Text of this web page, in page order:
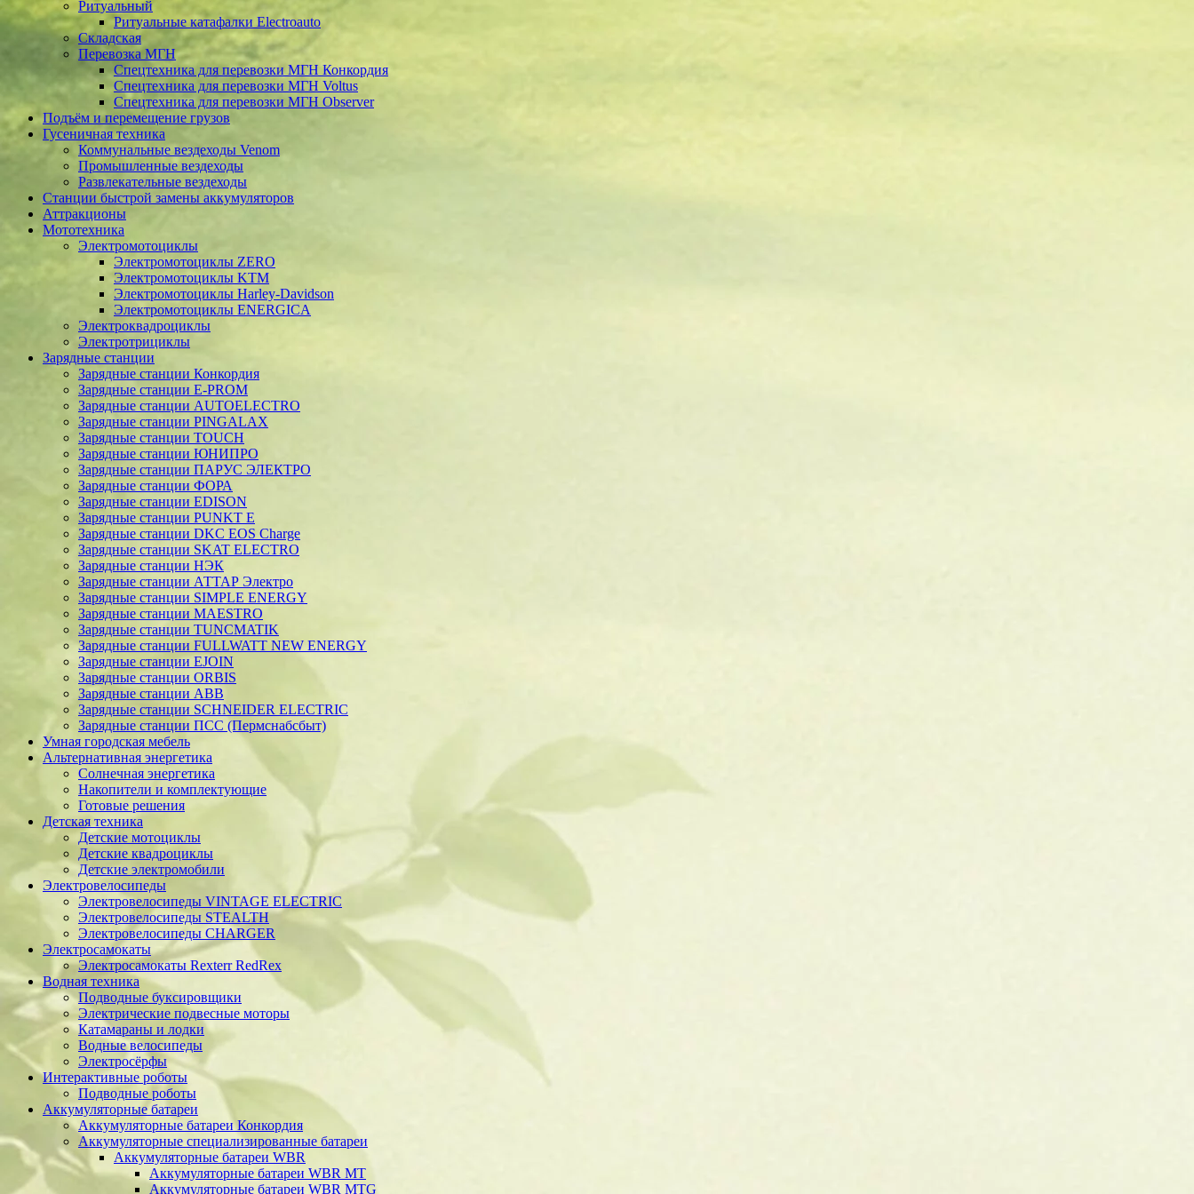
Ритуальный
Ритуальные катафалки Electroauto
Складская
Перевозка МГН
Спецтехника для перевозки МГН Конкордия
Спецтехника для перевозки МГН Voltus
Спецтехника для перевозки МГН Observer
Подъём и перемещение грузов
Гусеничная техника
Коммунальные вездеходы Venom
Промышленные вездеходы
Развлекательные вездеходы
Станции быстрой замены аккумуляторов
Аттракционы
Мототехника
Электромотоциклы
Электромотоциклы ZERO
Электромотоциклы KTM
Электромотоциклы Harley-Davidson
Электромотоциклы ENERGICA
Электроквадроциклы
Электротрициклы
Зарядные станции
Зарядные станции Конкордия
Зарядные станции E-PROM
Зарядные станции AUTOELECTRO
Зарядные станции PINGALAX
Зарядные станции TOUCH
Зарядные станции ЮНИПРО
Зарядные станции ПАРУС ЭЛЕКТРО
Зарядные станции ФОРА
Зарядные станции EDISON
Зарядные станции PUNKT E
Зарядные станции DKC EOS Charge
Зарядные станции SKAT ELECTRO
Зарядные станции НЭК
Зарядные станции АТТАР Электро
Зарядные станции SIMPLE ENERGY
Зарядные станции MAESTRO
Зарядные станции TUNCMATIK
Зарядные станции FULLWATT NEW ENERGY
Зарядные станции EJOIN
Зарядные станции ORBIS
Зарядные станции ABB
Зарядные станции SCHNEIDER ELECTRIC
Зарядные станции ПСС (Пермснабсбыт)
Умная городская мебель
Альтернативная энергетика
Солнечная энергетика
Накопители и комплектующие
Готовые решения
Детская техника
Детские мотоциклы
Детские квадроциклы
Детские электромобили
Электровелосипеды
Электровелосипеды VINTAGE ELECTRIC
Электровелосипеды STEALTH
Электровелосипеды CHARGER
Электросамокаты
Электросамокаты Rexterr RedRex
Водная техника
Подводные буксировщики
Электрические подвесные моторы
Катамараны и лодки
Водные велосипеды
Электросёрфы
Интерактивные роботы
Подводные роботы
Аккумуляторные батареи
Аккумуляторные батареи Конкордия
Аккумуляторные специализированные батареи
Аккумуляторные батареи WBR
Аккумуляторные батареи WBR MT
Аккумуляторные батареи WBR MTG